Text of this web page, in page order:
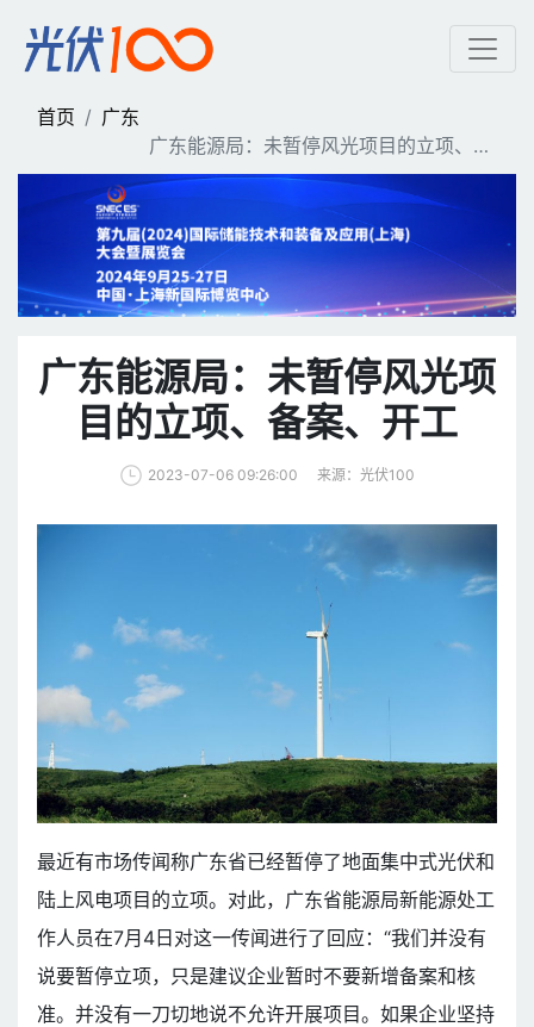
广东能源局：未暂停风
首页
广东
广东能源局：未暂停风光项目的立项、备
案、开工
广东能源局：未暂停风光项
目的立项、备案、开工
2023-07-06 09:26:00 来源：光伏100
最近有市场传闻称广东省已经暂停了地面集中式光伏和
陆上风电项目的立项。对此，广东省能源局新能源处工
作人员在7月4日对这一传闻进行了回应：“我们并没有
说要暂停立项，只是建议企业暂时不要新增备案和核
准。并没有一刀切地说不允许开展项目。如果企业坚持